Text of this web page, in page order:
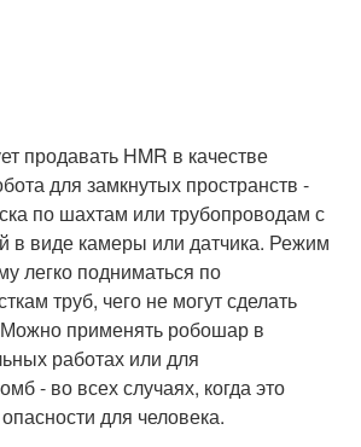
продавать HMR в качестве
для замкнутых пространств -
по шахтам или трубопроводам с
в виде камеры или датчика. Режим
легко подниматься по
труб, чего не могут сделать
применять робошар в
работах или для
- во всех случаях, когда это
для человека.